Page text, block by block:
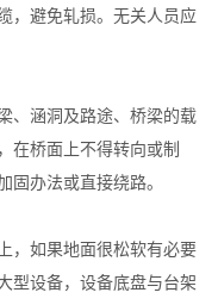
，避免轧损。无关人员应
、涵洞及路途、桥梁的载
在桥面上不得转向或制
固办法或直接绕路。
，如果地面很松软有必要
型设备，设备底盘与台架